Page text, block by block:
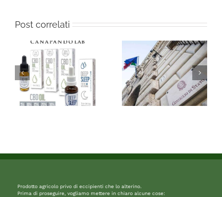
Post correlati
Prodotto agricolo privo di eccipienti che lo alterino.
Prima di proseguire, vogliamo mettere in chiaro alcune cose: